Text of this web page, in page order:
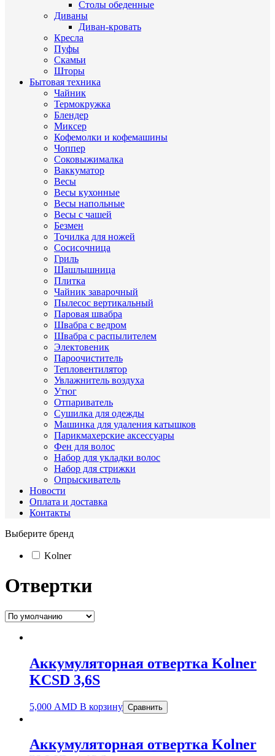
Столы обеденные
Диваны
Диван-кровать
Кресла
Пуфы
Скамьи
Шторы
Бытовая техника
Чайник
Термокружка
Блендер
Миксер
Кофемолки и кофемашины
Чоппер
Соковыжималка
Ваккуматор
Весы
Весы кухонные
Весы напольные
Весы с чашей
Безмен
Точилка для ножей
Сосисочница
Гриль
Шашлышница
Плитка
Чайник заварочный
Пылесос вертикальный
Паровая швабра
Швабра с ведром
Швабра с распылителем
Электовеник
Пароочиститель
Тепловентилятор
Увлажнитель воздуха
Утюг
Отпариватель
Сушилка для одежды
Машинка для удаления катышков
Парикмахерские аксессуары
Фен для волос
Набор для укладки волос
Набор для стрижки
Опрыскиватель
Новости
Оплата и доставка
Контакты
Выберите бренд
Kolner
Отвертки
Аккумуляторная отвертка Kolner
KCSD 3,6S
5,000 AMD В корзину Сравнить
Аккумуляторная отвертка Kolner